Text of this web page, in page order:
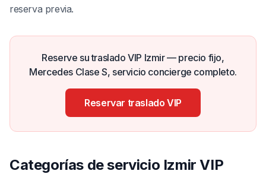
reserva previa.
Reserve su traslado VIP Izmir — precio fijo,
Mercedes Clase S, servicio concierge completo.
Reservar traslado VIP
Categorías de servicio Izmir VIP